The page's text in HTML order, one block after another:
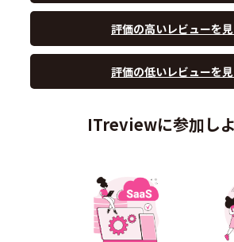
評価の高いレビューを
評価の低いレビューを
ITreviewに参加し